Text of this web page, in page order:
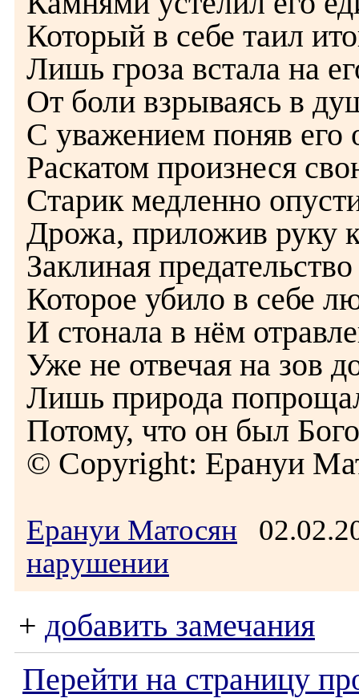
Который в себе таил
Лишь гроза встала на
От боли взрываясь в
С уважением поняв его
Раскатом произнеся
Старик медленно
Дрожа, приложив руку
Заклиная
Которое убило в себе
И стонала в нём
Уже не отвечая на зов
Лишь природа
Потому, что он был
© Copyright: Ерануи
Ерануи Матосян
нарушении
+ добавить замечания
Перейти на страницу